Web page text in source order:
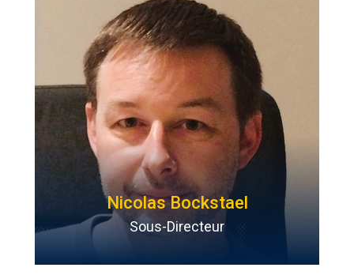
Nicolas Bockstael
Sous-Directeur